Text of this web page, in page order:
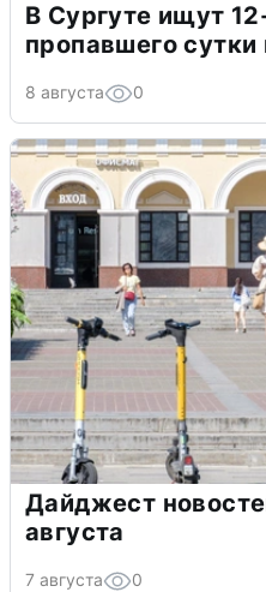
В Сургуте ищут
пропавшего сутки
8 августа 0
Дайджест
августа
7 августа 0